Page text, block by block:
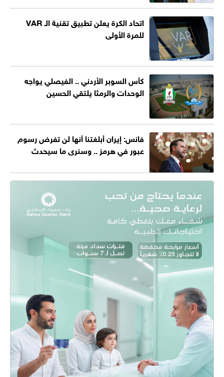
اتحاد الكرة يعلن تطبيق تقنية الـ VAR
للمرة الأولى
كأس السوبر الأردني .. الفيصلي يواجه
الوحدات والرمثا يلتقي الحسين
فانس: إيران أبلغتنا أنها لن تفرض رسوم
عبور في هرمز .. وسنرى ما سيحدث